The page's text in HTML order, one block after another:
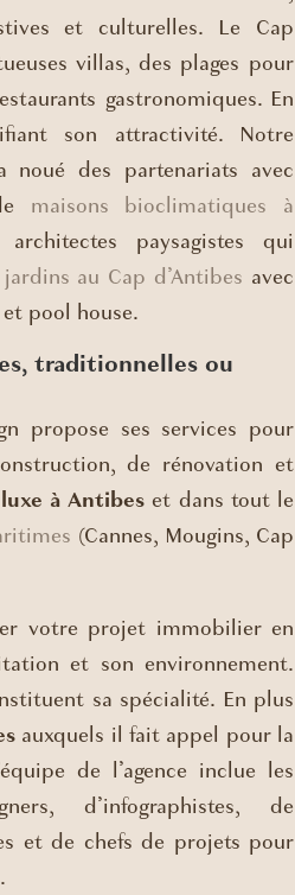
et culturelles. Le Cap
villas, des plages pour
gastronomiques. En
son attractivité. Notre
noué des partenariats avec
maisons bioclimatiques à
paysagistes qui
au Cap d’Antibes avec
pool house.
traditionnelles ou
propose ses services pour
de rénovation et
à Antibes et dans tout le
(Cannes, Mougins, Cap
votre projet immobilier en
et son environnement.
sa spécialité. En plus
auxquels il fait appel pour la
de l’agence inclue les
d’infographistes, de
et de chefs de projets pour